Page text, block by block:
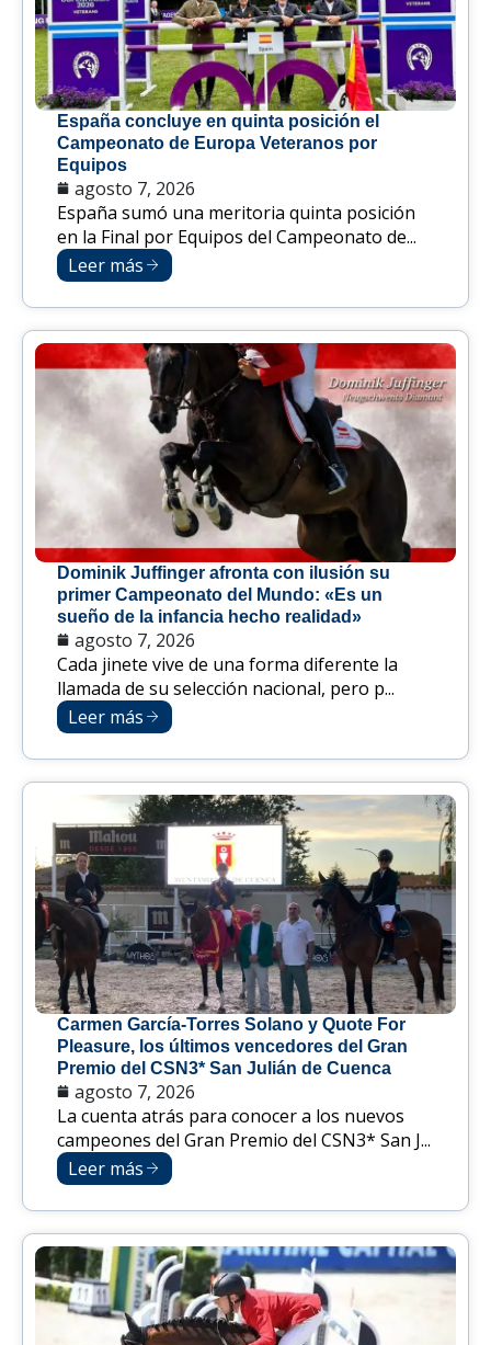
España concluye en quinta posición el
Campeonato de Europa Veteranos por
Equipos
agosto 7, 2026
España sumó una meritoria quinta posición
en la Final por Equipos del Campeonato de...
Leer más
Dominik Juffinger afronta con ilusión su
primer Campeonato del Mundo: «Es un
sueño de la infancia hecho realidad»
agosto 7, 2026
Cada jinete vive de una forma diferente la
llamada de su selección nacional, pero p...
Leer más
Carmen García-Torres Solano y Quote For
Pleasure, los últimos vencedores del Gran
Premio del CSN3* San Julián de Cuenca
agosto 7, 2026
La cuenta atrás para conocer a los nuevos
campeones del Gran Premio del CSN3* San J...
Leer más